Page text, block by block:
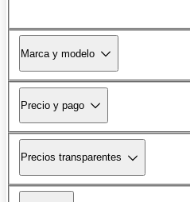
Marca y modelo
Precio y pago
Precios transparentes